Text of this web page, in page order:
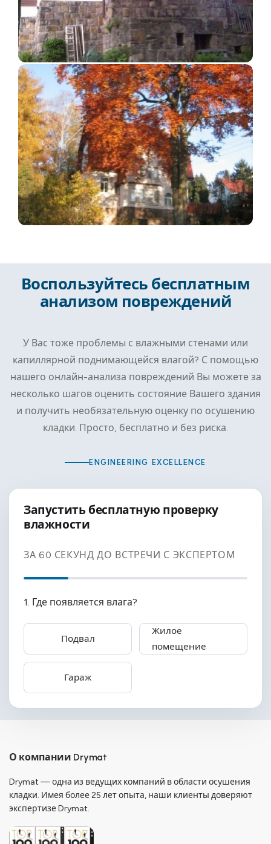
Воспользуйтесь бесплатным
анализом повреждений
У Вас тоже проблемы с влажными стенами или
капиллярной поднимающейся влагой? С помощью
нашего онлайн-анализа повреждений Вы можете за
несколько шагов оценить состояние Вашего здания
и получить необязательную оценку по осушению
кладки. Просто, бесплатно и без риска.
ENGINEERING EXCELLENCE
Запустить бесплатную проверку
влажности
ЗА 60 СЕКУНД ДО ВСТРЕЧИ С ЭКСПЕРТОМ
1. Где появляется влага?
Подвал
Жилое
помещение
Гараж
О компании Drymat
Drymat — одна из ведущих компаний в области осушения
кладки. Имея более 25 лет опыта, наши клиенты доверяют
экспертизе Drymat.